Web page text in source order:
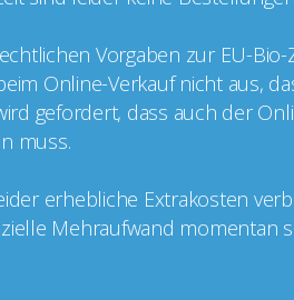
Vorgaben zur EU-
Online-Verkauf nicht aus,
gefordert, dass auch der
muss.
erhebliche Extrakosten
Mehraufwand momentan